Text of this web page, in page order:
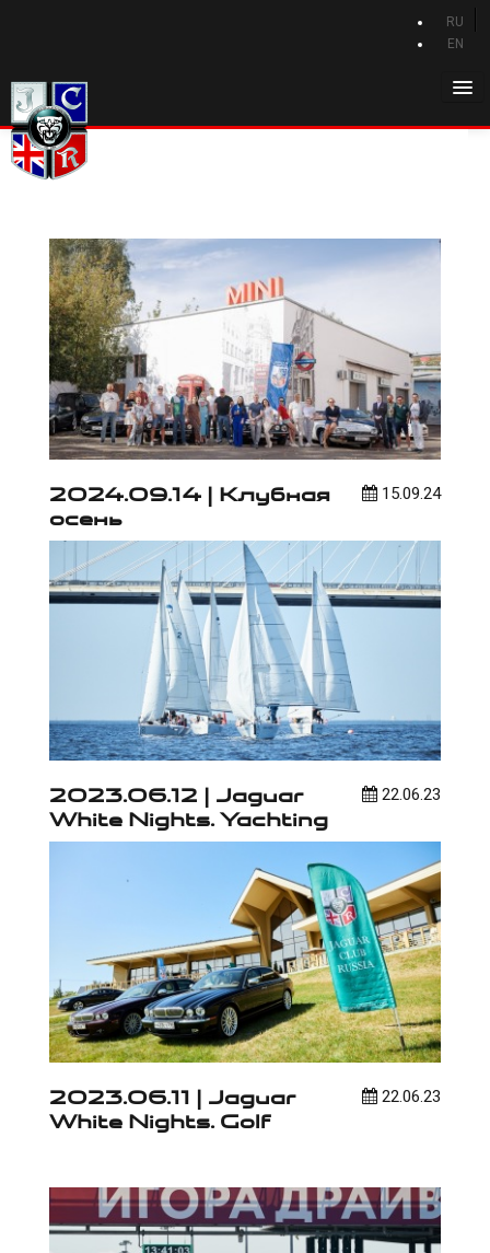
RU
EN
Главная
Новости Jaguar
Клуб
Программа привилегий
Форум
Контакты
15.09.24
2024.09.14 | Клубная
осень
22.06.23
2023.06.12 | Jaguar
White Nights. Yachting
22.06.23
2023.06.11 | Jaguar
White Nights. Golf